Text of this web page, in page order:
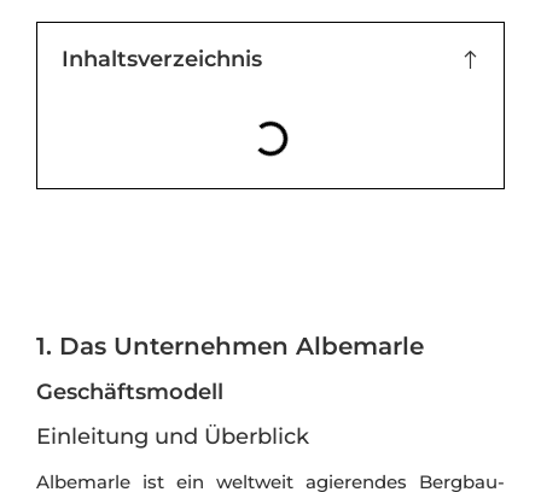
Inhaltsverzeichnis
1. Das Unternehmen Albemarle
Geschäftsmodell
Einleitung und Überblick
Albemarle ist ein weltweit agierendes Bergbau-